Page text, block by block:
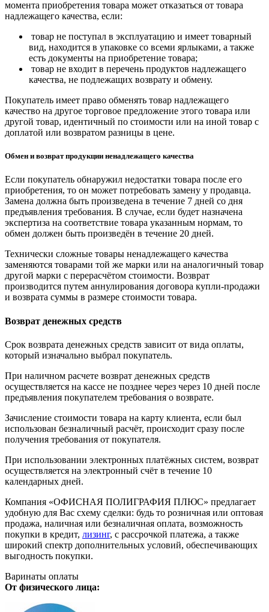
момента приобретения товара может отказаться от товара
надлежащего качества, если:
товар не поступал в эксплуатацию и имеет товарный
вид, находится в упаковке со всеми ярлыками, а также
есть документы на приобретение товара;
товар не входит в перечень продуктов надлежащего
качества, не подлежащих возврату и обмену.
Покупатель имеет право обменять товар надлежащего
качество на другое торговое предложение этого товара или
другой товар, идентичный по стоимости или на иной товар с
доплатой или возвратом разницы в цене.
Обмен и возврат продукции ненадлежащего качества
Если покупатель обнаружил недостатки товара после его
приобретения, то он может потребовать замену у продавца.
Замена должна быть произведена в течение 7 дней со дня
предъявления требования. В случае, если будет назначена
экспертиза на соответствие товара указанным нормам, то
обмен должен быть произведён в течение 20 дней.
Технически сложные товары ненадлежащего качества
заменяются товарами той же марки или на аналогичный товар
другой марки с перерасчётом стоимости. Возврат
производится путем аннулирования договора купли-продажи
и возврата суммы в размере стоимости товара.
Возврат денежных средств
Срок возврата денежных средств зависит от вида оплаты,
который изначально выбрал покупатель.
При наличном расчете возврат денежных средств
осуществляется на кассе не позднее через через 10 дней после
предъявления покупателем требования о возврате.
Зачисление стоимости товара на карту клиента, если был
использован безналичный расчёт, происходит сразу после
получения требования от покупателя.
При использовании электронных платёжных систем, возврат
осуществляется на электронный счёт в течение 10
календарных дней.
Компания «ОФИСНАЯ ПОЛИГРАФИЯ ПЛЮС» предлагает
удобную для Вас схему сделки: будь то розничная или оптовая
продажа, наличная или безналичная оплата, возможность
покупки в кредит, лизинг, с рассрочкой платежа, а также
широкий спектр дополнительных условий, обеспечивающих
выгодность покупки.
Варинаты оплаты
От физического лица: